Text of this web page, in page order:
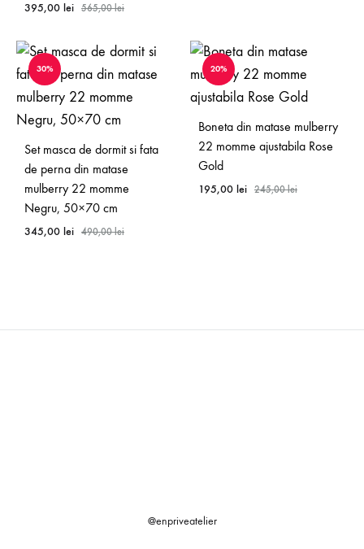
395,00 lei 565,00lei
30%
Set masca de dormit si fata
de perna din matase
mulberry 22 momme
Negru, 50×70 cm
345,00 lei 490,00lei
20%
Boneta din matase mulberry
22 momme ajustabila Rose
Gold
195,00 lei 245,00lei
@enpriveatelier